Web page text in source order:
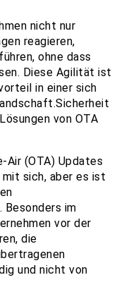
nicht nur
reagieren,
ohne dass
Diese Agilität ist
in einer sich
von OTA
Air (OTA) Updates
sich, aber es ist
Besonders im
vor der
die
und nicht von